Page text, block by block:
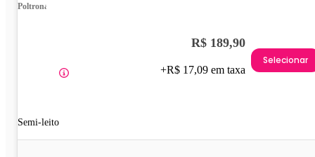
Poltrona
Semi-leito
R$ 189,90
+R$ 17,09 em taxa
Selecionar